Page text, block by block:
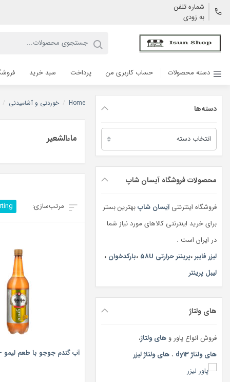
شماره تلفن
به زودی
دسته محصولات حساب کاربری من پرداخت سبد خرید
دسته‌ها
دسته‌ها
محصولات فروشگاه آیسان شاپ
فروشگاه اینترنتیآیسان شاپبهترین بستر
برای خرید اینترنتی کالاهای مورد نیاز شما
در ایران است .
لیزر فایبر،پرینتر حرارتی 58U ،بارکدخوان ،
لیبل پرینتر
های ولتاژ
فروش انواع پاور و های ولتاژ،
های ولتاژ dy13
، های ولتاژ لیزر
Home
/ خوردنی و آشامیدنی /
ماءالشعیر
آب گندم جوجو با طعم لیمو – 1